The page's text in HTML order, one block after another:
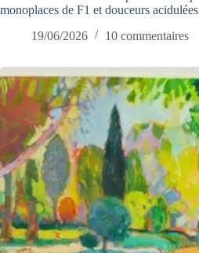
monoplaces de F1 et douceurs acidulées
19/06/2026
10 commentaires